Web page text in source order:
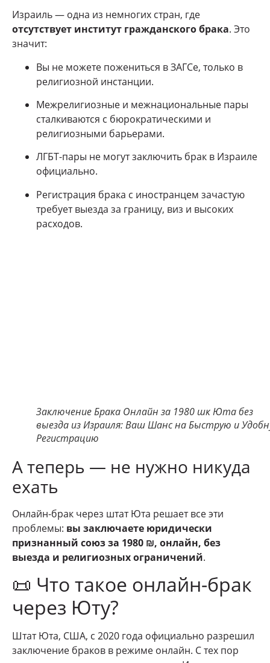
Израиль — одна из немногих стран, где
отсутствует институт гражданского брака. Это
значит:
Вы не можете пожениться в ЗАГСе, только в
религиозной инстанции.
Межрелигиозные и межнациональные пары
сталкиваются с бюрократическими и
религиозными барьерами.
ЛГБТ-пары не могут заключить брак в Израиле
официально.
Регистрация брака с иностранцем зачастую
требует выезда за границу, виз и высоких
расходов.
Заключение Брака Онлайн за 1980 шк Юта без
выезда из Израиля: Ваш Шанс на Быструю и
Регистрацию
А теперь — не нужно никуда
ехать
Онлайн-брак через штат Юта решает все эти
проблемы: вы заключаете юридически
признанный союз за 1980 ₪, онлайн, без
выезда и религиозных ограничений.
📜 Что такое онлайн-брак
через Юту?
Штат Юта, США, с 2020 года официально разрешил
заключение браков в режиме онлайн. С тех пор